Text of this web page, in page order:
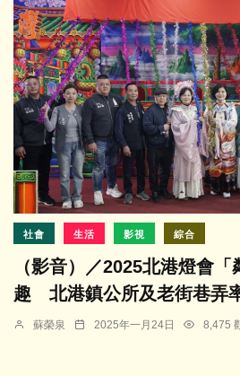
社會 生活 影視 綜合
（影音）／2025北港燈會
趣 北港鎮公所及老街巷弄
蘇榮泉 2025年一月24日 8,475